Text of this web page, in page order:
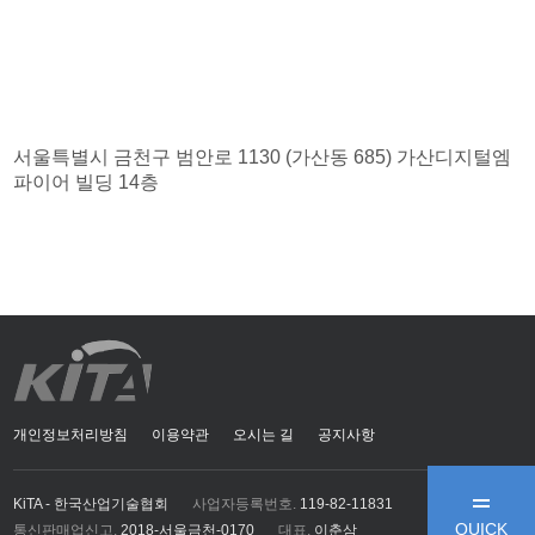
QUICK
서울특별시 금천구 범안로 1130 (가산동 685) 가산디지털엠
파이어 빌딩 14층
개인정보처리방침 이용약관 오시는 길 공지사항
KiTA - 한국산업기술협회 사업자등록번호. 119-82-11831
통신판매업신고. 2018-서울금천-0170 대표. 이춘삼